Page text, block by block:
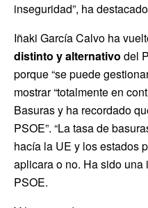
inseguridad”, ha
Iñaki García Calvo ha
distinto y alternativo del
porque “se puede
mostrar “totalmente en
Basuras y ha recordado
PSOE”. “La tasa de
hacía la UE y los estados
aplicara o no. Ha sido
PSOE.